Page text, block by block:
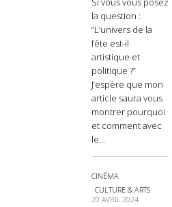
la question :
“L’univers de la
fête est-il
artistique et
politique ?”
J’espère que mon
article saura vous
montrer pourquoi
et comment avec
le...
CINÉMA
CULTURE & ARTS
20 AVRIL 2024